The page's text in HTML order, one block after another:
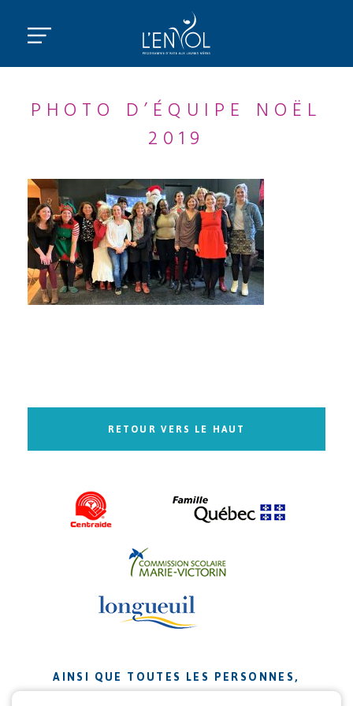
PHOTO D’ÉQUIPE NOËL
2019
RETOUR VERS LE HAUT
AINSI QUE TOUTES LES PERSONNES,
ORGANISMES ET ENTREPRISES QUI ONT